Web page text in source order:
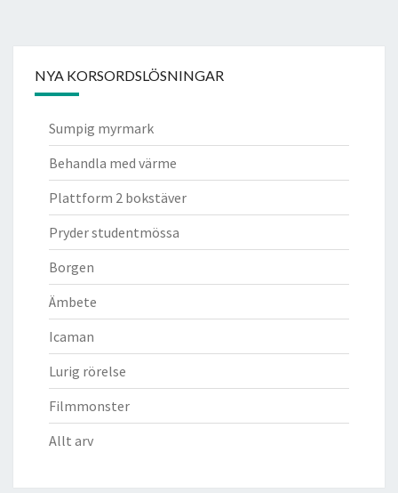
NYA KORSORDSLÖSNINGAR
Sumpig myrmark
Behandla med värme
Plattform 2 bokstäver
Pryder studentmössa
Borgen
Ämbete
Icaman
Lurig rörelse
Filmmonster
Allt arv